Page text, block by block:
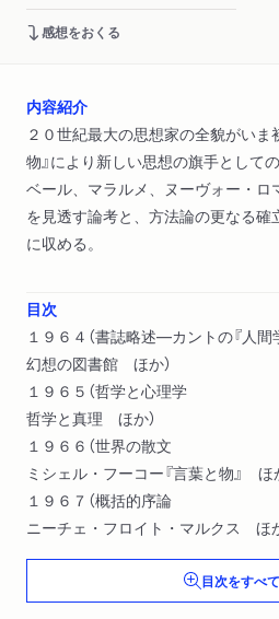
感想をおくる
内容紹介
２０世紀最大の思想家の全貌がいま
物』により新しい思想の旗手として
ベール、マラルメ、ヌーヴォー・ロ
を見透す論考と、方法論の更なる
に収める。
目次
１９６４（書誌略述―カントの『人間
幻想の図書館 ほか）
１９６５（哲学と心理学
哲学と真理 ほか）
１９６６（世界の散文
ミシェル・フーコー『言葉と物』 ほ
１９６７（概括的序論
ニーチェ・フロイト・マルクス ほ
目次をすべ